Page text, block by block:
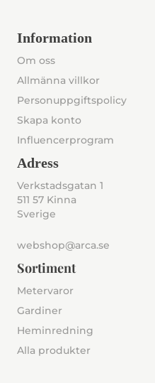
Information
Om oss
Allmänna villkor
Personuppgiftspolicy
Skapa konto
Influencerprogram
Adress
Verkstadsgatan 1
511 57 Kinna
Sverige
webshop@arca.se
Sortiment
Metervaror
Gardiner
Heminredning
Alla produkter